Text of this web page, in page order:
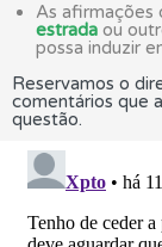
As afirmações
estrada ou
possa induzir
Reservamos o
comentários que
questão.